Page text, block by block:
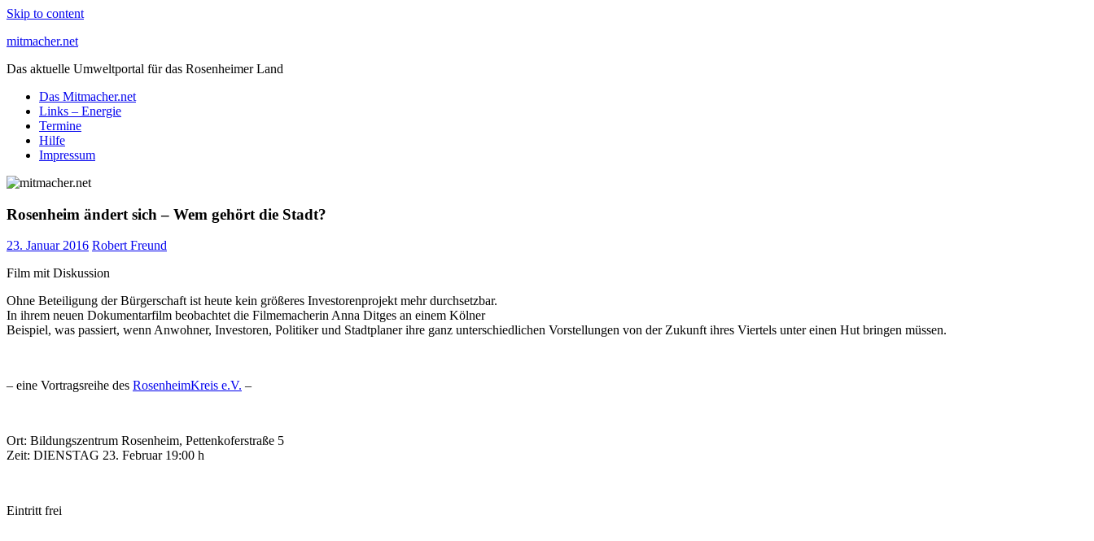
Skip to content
mitmacher.net
Das aktuelle Umweltportal für das Rosenheimer Land
Das Mitmacher.net
Links – Energie
Termine
Hilfe
Impressum
Rosenheim ändert sich – Wem gehört die Stadt?
23. Januar 2016 Robert Freund
Film mit Diskussion
Ohne Beteiligung der Bürgerschaft ist heute kein größeres Investorenprojekt mehr durchsetzbar.
In ihrem neuen Dokumentarfilm beobachtet die Filmemacherin Anna Ditges an einem Kölner
Beispiel, was passiert, wenn Anwohner, Investoren, Politiker und Stadtplaner ihre ganz unterschiedlichen Vorstellungen von der Zukunft ihres Viertels unter einen Hut bringen müssen.
– eine Vortragsreihe des RosenheimKreis e.V. –
Ort: Bildungszentrum Rosenheim, Pettenkoferstraße 5
Zeit: DIENSTAG 23. Februar 19:00 h
Eintritt frei